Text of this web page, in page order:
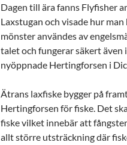
Dagen till ära fanns Flyfisher
Laxstugan och visade hur
mönster användes av
talet och fungerar säkert även
nyöppnade Hertingforsen i
Ätrans laxfiske bygger på
Hertingforsen för fiske. Det
fiske vilket innebär att
allt större utsträckning där